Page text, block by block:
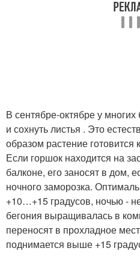
В сентябре-октябре у
и сохнуть листья . Это
образом растение готовится
Если горшок находится на
балконе, его заносят в дом,
ночного заморозка.
+10…+15 градусов, ночью -
бегония выращивалась в
переносят в прохладное
поднимается выше +15